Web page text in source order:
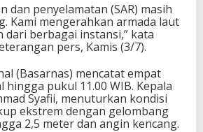
dan penyelamatan (SAR) masih
Kami mengerahkan armada laut
dari berbagai instansi,” kata
pers, Kamis (3/7).
(Basarnas) mencatat empat
pukul 11.00 WIB. Kepala
Syafii, menuturkan kondisi
ekstrem dengan gelombang
2,5 meter dan angin kencang.